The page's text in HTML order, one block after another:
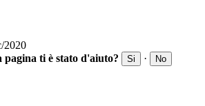
2020
pagina ti è stato d'aiuto?
Si · No